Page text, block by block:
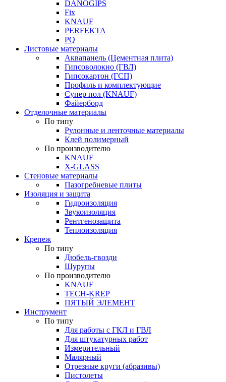
DANOGIPS
Fix
KNAUF
PERFEKTA
PQ
Листовые материалы
Аквапанель (Цементная плита)
Гипсоволокно (ГВЛ)
Гипсокартон (ГСП)
Профиль и комплектующие
Супер пол (KNAUF)
Файерборд
Отделочные материалы
По типу
Рулонные и ленточные материалы
Клей полимерный
По производителю
KNAUF
X-GLASS
Стеновые материалы
Пазогребневые плиты
Изоляция и защита
Гидроизоляция
Звукоизоляция
Рентгенозащита
Теплоизоляция
Крепеж
По типу
Дюбель-гвозди
Шурупы
По производителю
KNAUF
TECH-KREP
ПЯТЫЙ ЭЛЕМЕНТ
Инструмент
По типу
Для работы с ГКЛ и ГВЛ
Для штукатурных работ
Измерительный
Малярный
Отрезные круги (абразивы)
Пистолеты